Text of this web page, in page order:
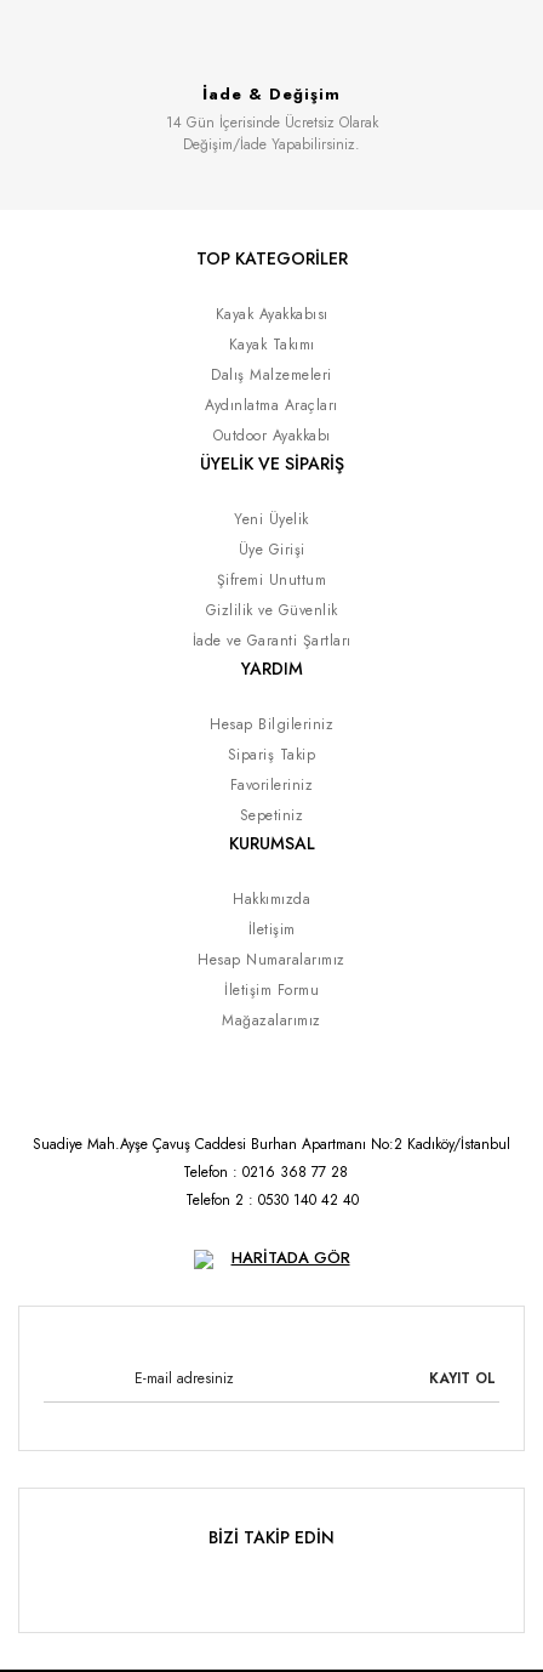
İade & Değişim
14 Gün İçerisinde Ücretsiz Olarak
Değişim/İade Yapabilirsiniz.
TOP KATEGORİLER
Kayak Ayakkabısı
Kayak Takımı
Dalış Malzemeleri
Aydınlatma Araçları
Outdoor Ayakkabı
ÜYELİK VE SİPARİŞ
Yeni Üyelik
Üye Girişi
Şifremi Unuttum
Gizlilik ve Güvenlik
İade ve Garanti Şartları
YARDIM
Hesap Bilgileriniz
Sipariş Takip
Favorileriniz
Sepetiniz
KURUMSAL
Hakkımızda
İletişim
Hesap Numaralarımız
İletişim Formu
Mağazalarımız
Suadiye Mah.Ayşe Çavuş Caddesi Burhan Apartmanı No:2 Kadıköy/İstanbul
Telefon : 0216 368 77 28
Telefon 2 : 0530 140 42 40
HARİTADA GÖR
KAYIT OL
BİZİ TAKİP EDİN